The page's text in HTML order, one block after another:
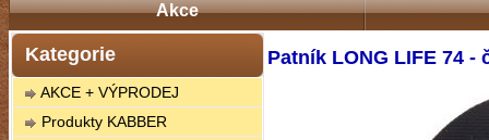
Akce
Kategorie
AKCE + VÝPRODEJ
Produkty KABBER
Patník LONG LIFE 74 -